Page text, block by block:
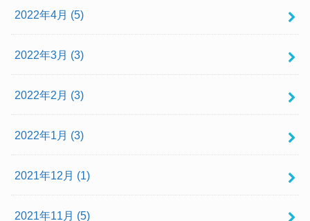
2022年4月 (5)
2022年3月 (3)
2022年2月 (3)
2022年1月 (3)
2021年12月 (1)
2021年11月 (5)